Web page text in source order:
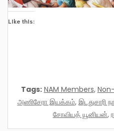
Like this:
Tags: NAM Members,
அணிசேரா இயக்கம், இடதுசாரி
சோவியத் யூனியன்,